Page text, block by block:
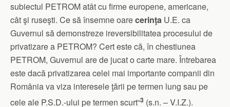
subiectul PETROM atât cu firme europene, americane,
cât şi ruseşti. Ce să însemne oarecerinţa U.E. ca
Guvernul să demonstreze ireversibilitatea procesului de
privatizare a PETROM? Cert este că, în chestiunea
PETROM, Guvernul are de jucat o carte mare. Întrebarea
este dacă privatizarea celei mai importante companii din
România va viza interesele ţării pe termen lung sau pe
cele ale P.S.D.-ului pe termen scurt“3 (s.n. – V.I.Z.).